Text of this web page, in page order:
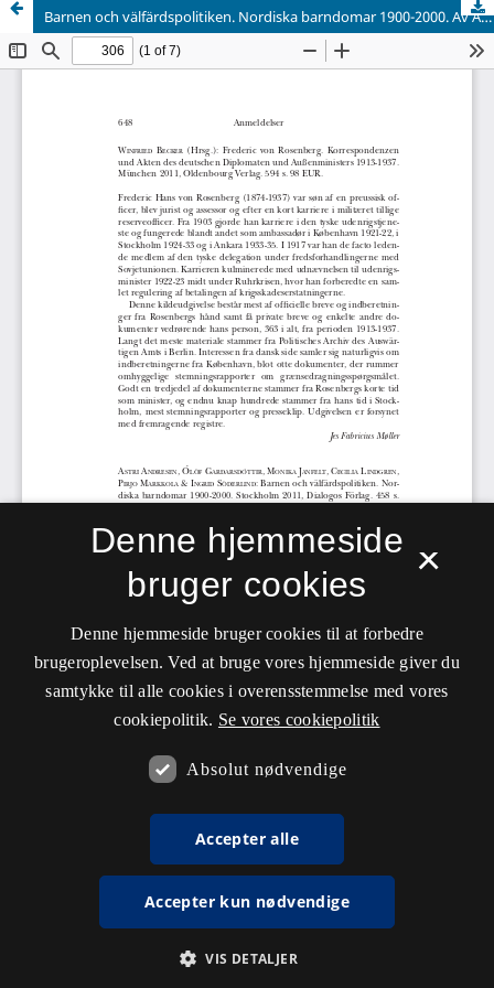
Barnen och välfärdspolitiken. Nordiska barndomar 1900-2000. Av Astri Andresen, Olöf Građarsdóttir, Monika Janfelt, Cecilia Lindgren, Pirjo Markkola & Ingrid Söderlind. Instituttet för framtidsstudier, Dialogos Förlag, 2011.
×
Denne hjemmeside
bruger cookies
Denne hjemmeside bruger cookies til at forbedre
brugeroplevelsen. Ved at bruge vores hjemmeside giver du
samtykke til alle cookies i overensstemmelse med vores
cookiepolitik. Se vores cookiepolitik
Absolut nødvendige
Accepter alle
Accepter kun nødvendige
VIS DETALJER